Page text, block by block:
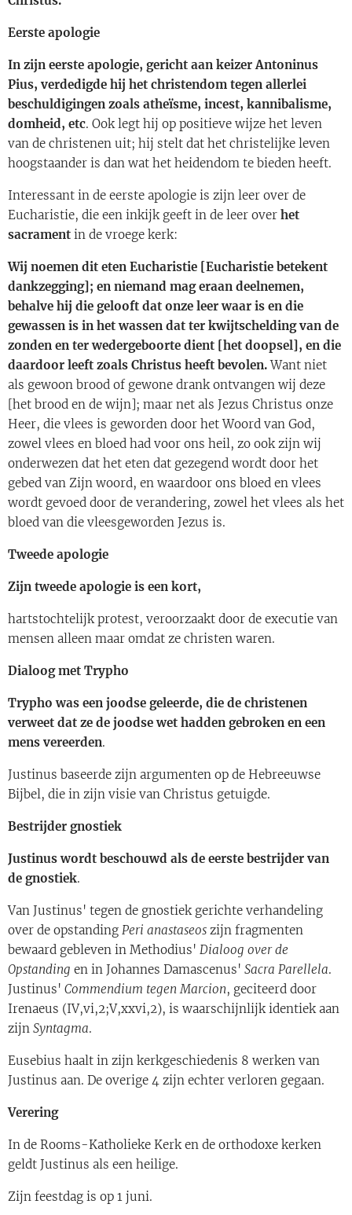
Eerste apologie
In zijn eerste apologie, gericht aan keizer Antoninus
Pius, verdedigde hij het christendom tegen allerlei
beschuldigingen zoals atheïsme, incest, kannibalisme,
domheid, etc. Ook legt hij op positieve wijze het leven
van de christenen uit; hij stelt dat het christelijke leven
hoogstaander is dan wat het heidendom te bieden heeft.
Interessant in de eerste apologie is zijn leer over de
Eucharistie, die een inkijk geeft in de leer over het
sacrament in de vroege kerk:
Wij noemen dit eten Eucharistie [Eucharistie betekent
dankzegging]; en niemand mag eraan deelnemen,
behalve hij die gelooft dat onze leer waar is en die
gewassen is in het wassen dat ter kwijtschelding van de
zonden en ter wedergeboorte dient [het doopsel], en die
daardoor leeft zoals Christus heeft bevolen.Want niet
als gewoon brood of gewone drank ontvangen wij deze
[het brood en de wijn]; maar net als Jezus Christus onze
Heer, die vlees is geworden door het Woord van God,
zowel vlees en bloed had voor ons heil, zo ook zijn wij
onderwezen dat het eten dat gezegend wordt door het
gebed van Zijn woord, en waardoor ons bloed en vlees
wordt gevoed door de verandering, zowel het vlees als het
bloed van die vleesgeworden Jezus is.
Tweede apologie
Zijn tweede apologie is een kort,
hartstochtelijk protest, veroorzaakt door de executie van
mensen alleen maar omdat ze christen waren.
Dialoog met Trypho
Trypho was een joodse geleerde, die de christenen
verweet dat ze de joodse wet hadden gebroken en een
mens vereerden.
Justinus baseerde zijn argumenten op de Hebreeuwse
Bijbel, die in zijn visie van Christus getuigde.
Bestrijder gnostiek
Justinus wordt beschouwd als de eerste bestrijder van
de gnostiek.
Van Justinus' tegen de gnostiek gerichte verhandeling
over de opstanding Peri anastaseos zijn fragmenten
bewaard gebleven in Methodius' Dialoog over de
Opstanding en in Johannes Damascenus' Sacra Parellela.
Justinus' Commendium tegen Marcion, geciteerd door
Irenaeus (IV,vi,2;V,xxvi,2), is waarschijnlijk identiek aan
zijn Syntagma.
Eusebius haalt in zijn kerkgeschiedenis 8 werken van
Justinus aan. De overige 4 zijn echter verloren gegaan.
Verering
In de Rooms-Katholieke Kerk en de orthodoxe kerken
geldt Justinus als een heilige.
Zijn feestdag is op 1 juni.